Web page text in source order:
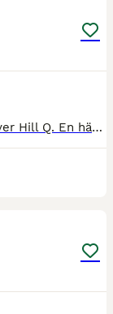
Trevlig och snäll valack f 2018 Jazz - Clever Hill Q. En häst med tre bra gångarter och som är mer åt det bekväma hållet. Passar ryttaren som vill varva dressyr med uteritter och som uppskattar en häs